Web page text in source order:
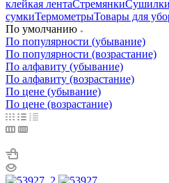
клейкая лентаСтремянкиСушилки
сумкиТермометрыТовары для
По умолчанию
По популярности (убывание)
По популярности (возрастание)
По алфавиту (убывание)
По алфавиту (возрастание)
По цене (убывание)
По цене (возрастание)